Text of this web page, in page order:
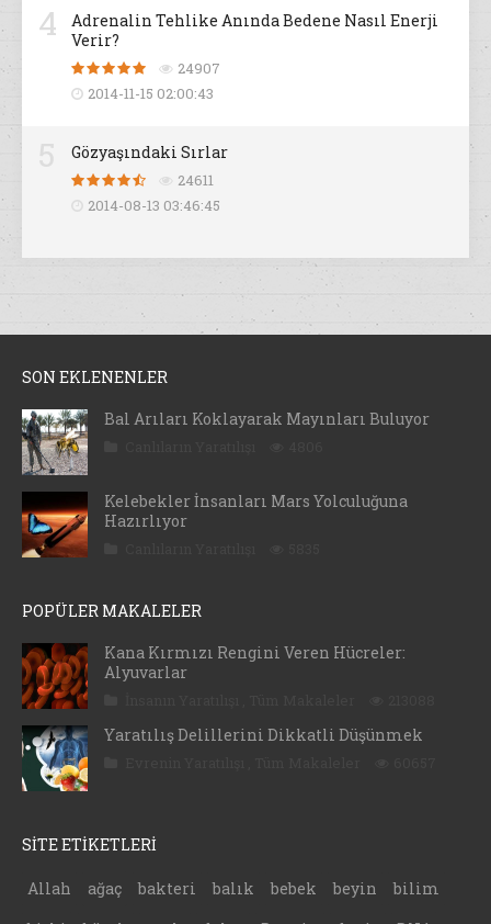
4
Adrenalin Tehlike Anında Bedene Nasıl Enerji
Verir?
24907
2014-11-15 02:00:43
Gözyaşındaki Sırlar
24611
2014-08-13 03:46:45
SON EKLENENLER
Bal Arıları Koklayarak Mayınları Buluyor
Kelebekler İnsanları Mars Yolculuğuna
Hazırlıyor
POPÜLER MAKALELER
Kana Kırmızı Rengini Veren Hücreler:
Alyuvarlar
Yaratılış Delillerini Dikkatli Düşünmek
SİTE ETİKETLERİ
Allah ağaç bakteri balık bebek beyin
bilim